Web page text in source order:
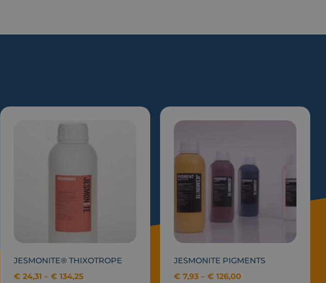
JESMONITE® THIXOTROPE
€ 24,31 – € 134,25
JESMONITE PIGMENTS
€ 7,93 – € 126,00